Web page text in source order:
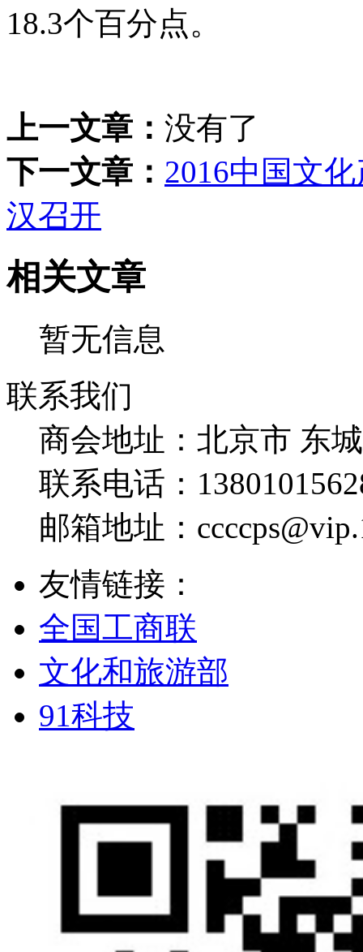
18.3个百分点。
上一文章： 没有了
下一文章： 2016中国文
汉召开
相关文章
暂无信息
联系我们
商会地址： 北京市 东
联系电话：
邮箱地址：
友情链接：
全国工商联
文化和旅游部
91科技